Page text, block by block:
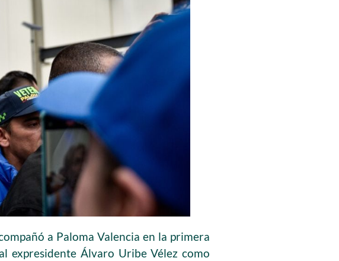
a Paloma Valencia en la primera
expresidente Álvaro Uribe Vélez como